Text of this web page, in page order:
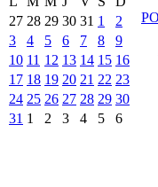
27 28 29 30 31 1
2
3
4 5 6 7 8
9
10 11 12 13 14 15 16
17 18 19 20 21 22 23
24 25 26 27 28 29 30
31 1 2 3 4 5 6